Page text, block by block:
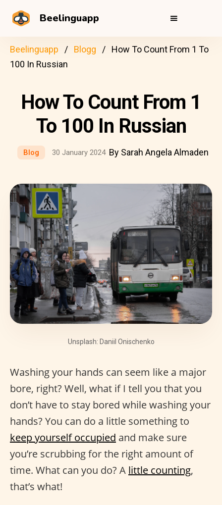
Beelinguapp
Beelinguapp Blogg
How To Count From 1 To
100 In Russian
How To Count From 1
To 100 In Russian
Blog 30 January 2024 By Sarah Angela Almaden
Unsplash: Daniil Onischenko
Washing your hands can seem like a major
bore, right? Well, what if I tell you that you
don’t have to stay bored while washing your
hands? You can do a little something to
keep yourself occupied and make sure
you’re scrubbing for the right amount of
time. What can you do? A little counting,
that’s what!